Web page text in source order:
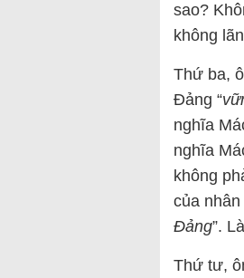
sao?
không
Thứ ba,
Đảng “
nghĩa
nghĩa
không
của
Đảng”.
Thứ tư,